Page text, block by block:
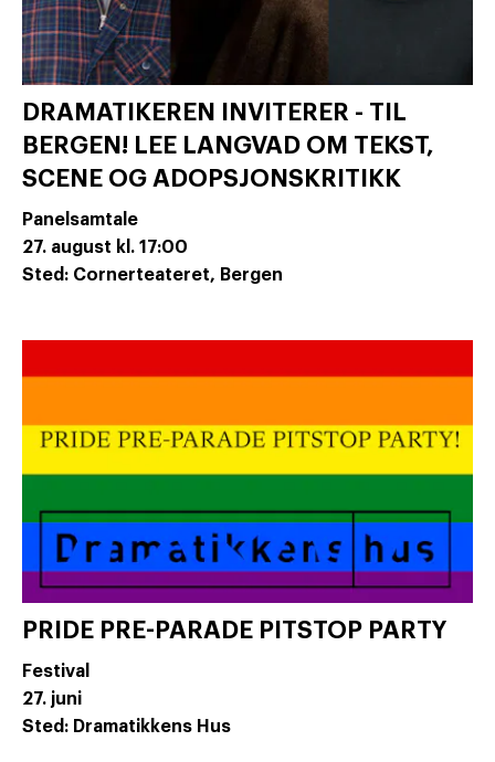
DRAMATIKEREN INVITERER - TIL
BERGEN! LEE LANGVAD OM TEKST,
SCENE OG ADOPSJONSKRITIKK
Panelsamtale
27. august kl. 17:00
Sted: Cornerteateret, Bergen
PRIDE PRE-PARADE PITSTOP PARTY
Festival
27. juni
Sted: Dramatikkens Hus